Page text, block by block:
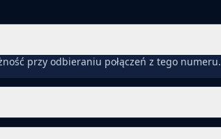
przy odbieraniu połączeń z tego numeru.